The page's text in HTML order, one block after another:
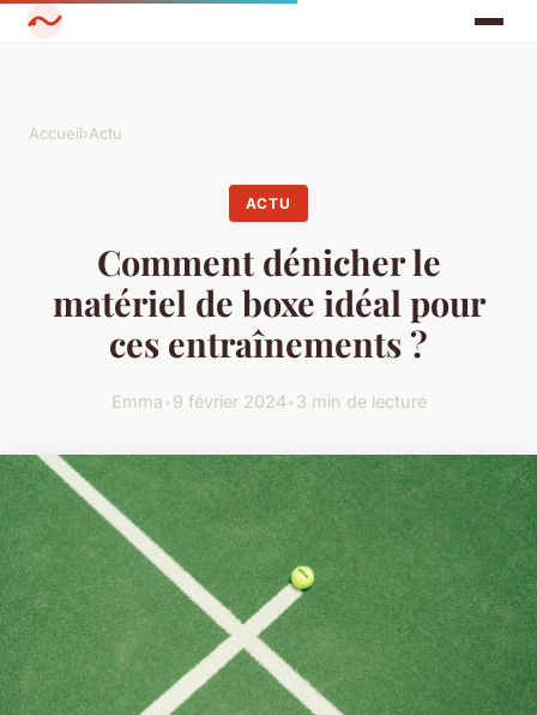
Accueil›Actu
ACTU
Comment dénicher le
matériel de boxe idéal pour
ces entraînements ?
Emma•9 février 2024•3 min de lecture